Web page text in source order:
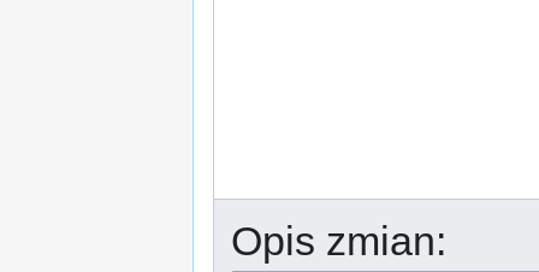
Opis zmian: